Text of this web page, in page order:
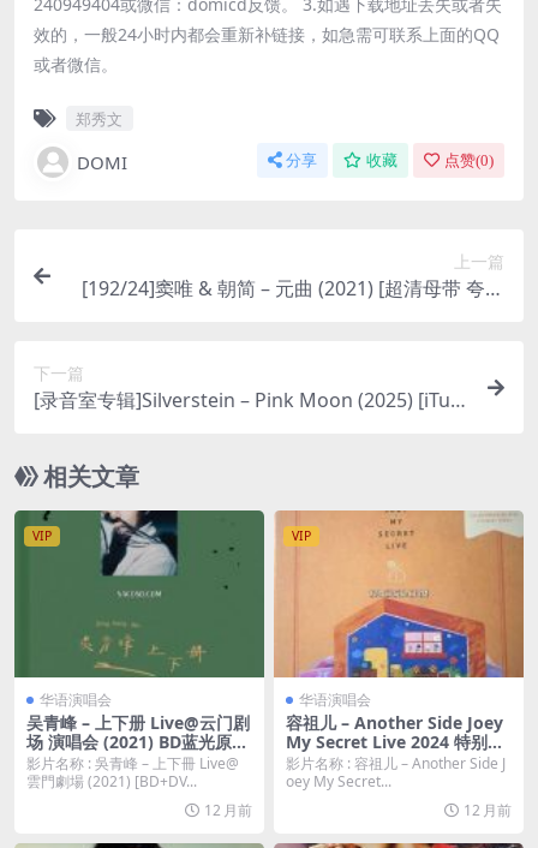
240949404或微信：domicd反馈。 3.如遇下载地址丢失或者失
效的，一般24小时内都会重新补链接，如急需可联系上面的QQ
或者微信。
郑秀文
DOMI 分享 收藏 点赞(0)
上一篇
[192/24]窦唯 & 朝简 – 元曲 (2021) [超清母带 夸克
下一篇
[录音室专辑]Silverstein – Pink Moon (2025) [iTun
相关文章
VIP
华语演唱会
吴青峰 – 上下册 Live@云门剧
场 演唱会 (2021) BD蓝光原盘
[BDISO+DVD 32.3G]
影片名称 : 吳青峰 – 上下冊 Live@
雲門劇場 (2021) [BD+DV...
12 月前
VIP
华语演唱会
容祖儿 – Another Side Joey
My Secret Live 2024 特别版
3 (2024) 蓝光原盘 [3BD BDIS
O 77.7G]
影片名称 : 容祖儿 – Another Side J
oey My Secret...
12 月前